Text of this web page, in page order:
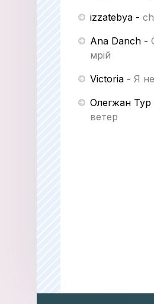
izzatebya -
Ana Danch -
мрій
Victoria - Я
Олегжан Тур
ветер